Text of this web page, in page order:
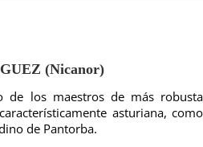
(Nicanor)
de los maestros de más robusta
asturiana, como
de Pantorba.